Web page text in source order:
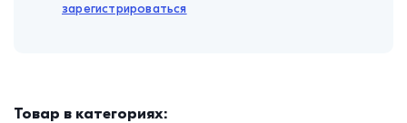
зарегистрироваться
Товар в категориях: